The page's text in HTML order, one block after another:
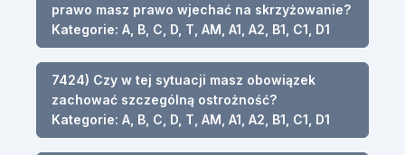
prawo masz prawo wjechać na skrzyżowanie?
Kategorie: A, B, C, D, T, AM, A1, A2, B1, C1, D1
7424) Czy w tej sytuacji masz obowiązek
zachować szczególną ostrożność?
Kategorie: A, B, C, D, T, AM, A1, A2, B1, C1, D1